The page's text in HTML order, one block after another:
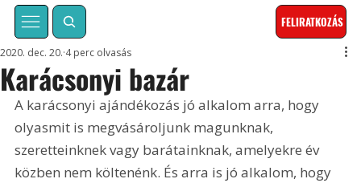
FELIRATKOZÁS
Karácsonyi bazár
2020. dec. 20. 4 perc olvasás
A karácsonyi ajándékozás jó alkalom arra, hogy
olyasmit is megvásároljunk magunknak,
szeretteinknek vagy barátainknak, amelyekre év
közben nem költenénk. És arra is jó alkalom, hogy